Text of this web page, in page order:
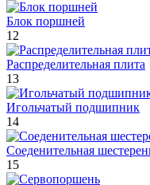
Блок поршней
12
Распределительная плита
13
Игольчатый подшипник
14
Соеденительная
15